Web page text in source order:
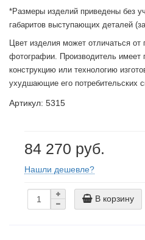
*Размеры изделий приведены без
габаритов выступающих деталей
Цвет изделия может отличаться от
фотографии. Производитель имеет
конструкцию или технологию
ухудшающие его потребительских
Артикул: 5315
84 270 руб.
Нашли дешевле?
В корзину